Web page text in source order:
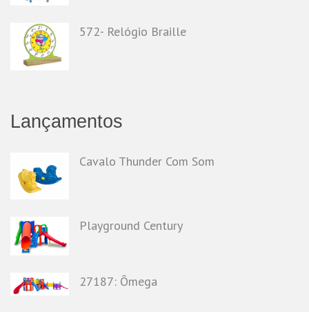
572- Relógio Braille
Lançamentos
Cavalo Thunder Com Som
Playground Century
27187: Ômega